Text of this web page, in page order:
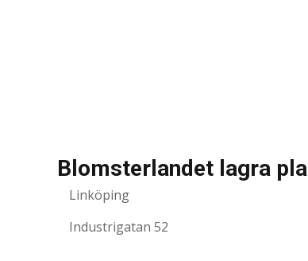
Blomsterlandet lagra
Linköping
Industrigatan 52